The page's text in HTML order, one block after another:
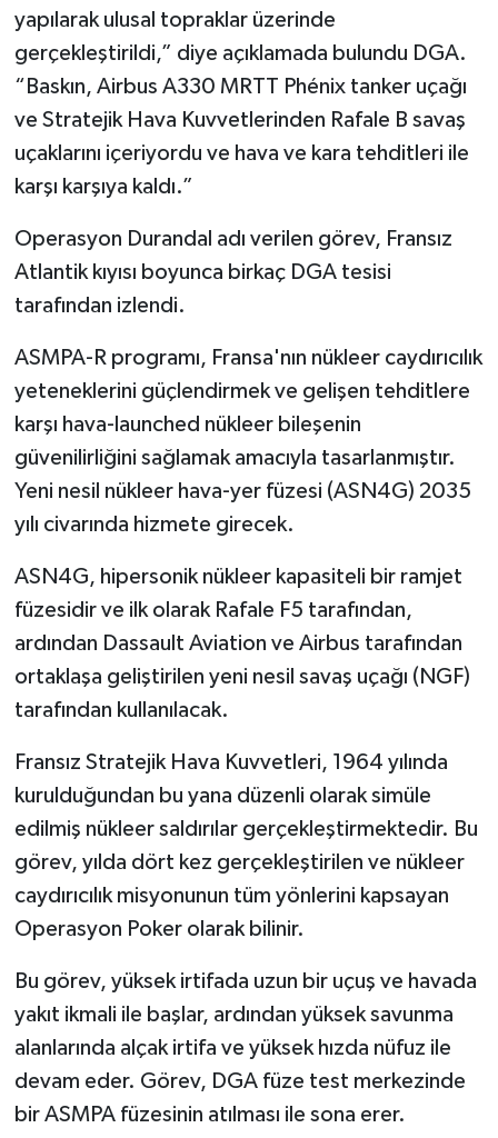
yapılarak ulusal topraklar üzerinde
gerçekleştirildi,” diye açıklamada bulundu DGA.
“Baskın, Airbus A330 MRTT Phénix tanker uçağı
ve Stratejik Hava Kuvvetlerinden Rafale B savaş
uçaklarını içeriyordu ve hava ve kara tehditleri ile
karşı karşıya kaldı.”
Operasyon Durandal adı verilen görev, Fransız
Atlantik kıyısı boyunca birkaç DGA tesisi
tarafından izlendi.
ASMPA-R programı, Fransa'nın nükleer caydırıcılık
yeteneklerini güçlendirmek ve gelişen tehditlere
karşı hava-launched nükleer bileşenin
güvenilirliğini sağlamak amacıyla tasarlanmıştır.
Yeni nesil nükleer hava-yer füzesi (ASN4G) 2035
yılı civarında hizmete girecek.
ASN4G, hipersonik nükleer kapasiteli bir ramjet
füzesidir ve ilk olarak Rafale F5 tarafından,
ardından Dassault Aviation ve Airbus tarafından
ortaklaşa geliştirilen yeni nesil savaş uçağı (NGF)
tarafından kullanılacak.
Fransız Stratejik Hava Kuvvetleri, 1964 yılında
kurulduğundan bu yana düzenli olarak simüle
edilmiş nükleer saldırılar gerçekleştirmektedir. Bu
görev, yılda dört kez gerçekleştirilen ve nükleer
caydırıcılık misyonunun tüm yönlerini kapsayan
Operasyon Poker olarak bilinir.
Bu görev, yüksek irtifada uzun bir uçuş ve havada
yakıt ikmali ile başlar, ardından yüksek savunma
alanlarında alçak irtifa ve yüksek hızda nüfuz ile
devam eder. Görev, DGA füze test merkezinde
bir ASMPA füzesinin atılması ile sona erer.